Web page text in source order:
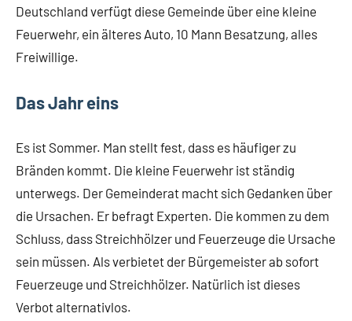
Deutschland verfügt diese Gemeinde über eine kleine
Feuerwehr, ein älteres Auto, 10 Mann Besatzung, alles
Freiwillige.
Das Jahr eins
Es ist Sommer. Man stellt fest, dass es häufiger zu
Bränden kommt. Die kleine Feuerwehr ist ständig
unterwegs. Der Gemeinderat macht sich Gedanken über
die Ursachen. Er befragt Experten. Die kommen zu dem
Schluss, dass Streichhölzer und Feuerzeuge die Ursache
sein müssen. Als verbietet der Bürgemeister ab sofort
Feuerzeuge und Streichhölzer. Natürlich ist dieses
Verbot alternativlos.